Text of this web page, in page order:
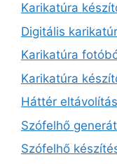
Karikatúra
Digitális
Karikatúra
Karikatúra
Háttér
Szófelhő
Szófelhő